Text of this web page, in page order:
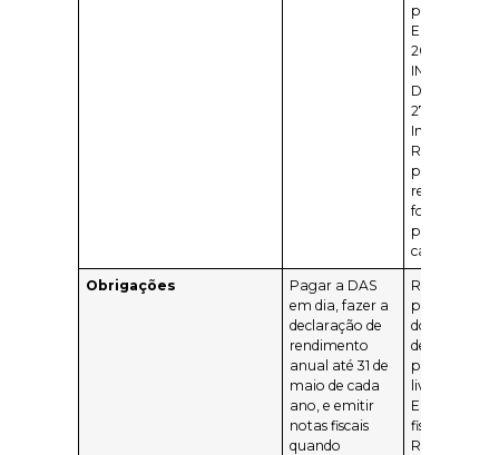
para o ISS;
Entre 11% e
20% para o
INSS;
De 4,15% a
27,5% no
Imposto de
Renda, que
pode ser
retido na
fonte ou
pago com
carnê-leão.
Obrigações
Pagar a DAS
em dia, fazer a
declaração de
rendimento
anual até 31 de
maio de cada
ano, e emitir
notas fiscais
quando
Realizar o
pagamento
dos impostos
devidos e
preencher o
livro caixa.
Emitir notas
fiscais ou
RPA.